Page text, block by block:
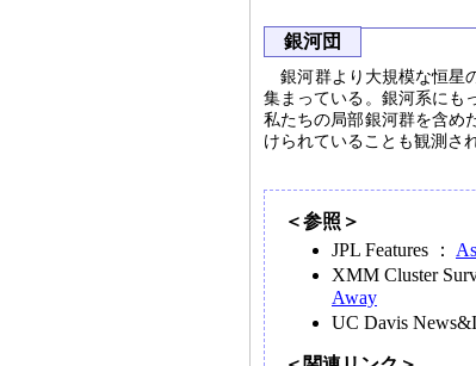
銀河団
銀河群より大規模な恒星
集まっている。銀河系にも
私たちの局部銀河群を含め
けられていることも観測さ
＜参照＞
JPL Features ：
XMM Cluster
Away
UC Davis